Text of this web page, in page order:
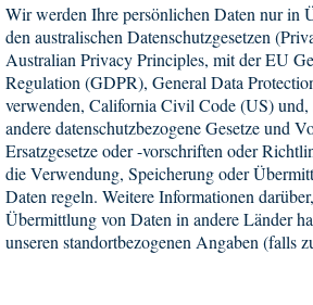
Wir werden Ihre persönlichen Daten nur in
den australischen Datenschutzgesetzen
Australian Privacy Principles, mit der EU
Regulation (GDPR), General Data
verwenden, California Civil Code (US)und,
andere datenschutzbezogene Gesetze und
Ersatzgesetze oder -vorschriften oder
die Verwendung, Speicherung oder
Daten regeln. Weitere Informationen
Übermittlung von Daten in andere Länder
unseren standortbezogenen Angaben (falls